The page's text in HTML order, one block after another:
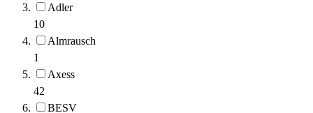
Adler
10
Almrausch
1
Axess
42
BESV